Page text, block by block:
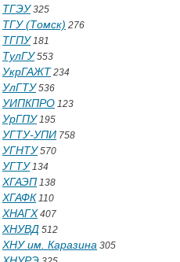
ТГЭУ325
ТГУ (Томск) 276
ТГПУ181
ТулГУ553
УкрГАЖТ 234
УлГТУ536
УИПКПРО 123
УрГПУ195
УГТУ-УПИ 758
УГНТУ570
УГТУ134
ХГАЭП 138
ХГАФК 110
ХНАГХ 407
ХНУВД 512
ХНУ им. Каразина 305